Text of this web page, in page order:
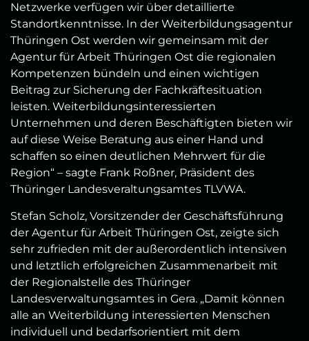
Netzwerke verfügen wir über detaillierte
Standortkenntnisse. In der Weiterbildungsagentur
Thüringen Ost werden wir gemeinsam mit der
Agentur für Arbeit Thüringen Ost die regionalen
Kompetenzen bündeln und einen wichtigen
Beitrag zur Sicherung der Fachkräftesituation
leisten. Weiterbildungsinteressierten
Unternehmen und deren Beschäftigten bieten wir
auf diese Weise Beratung aus einer Hand und
schaffen so einen deutlichen Mehrwert für die
Region“ – sagte Frank Roßner, Präsident des
Thüringer Landesveraltungsamtes TLVWA.
Stefan Scholz, Vorsitzender der Geschäftsführung
der Agentur für Arbeit Thüringen Ost, zeigte sich
sehr zufrieden mit der außerordentlich intensiven
und letztlich erfolgreichen Zusammenarbeit mit
der Regionalstelle des Thüringer
Landesverwaltungsamtes in Gera. „Damit können
alle an Weiterbildung interessierten Menschen
individuell und bedarfsorientiert mit dem